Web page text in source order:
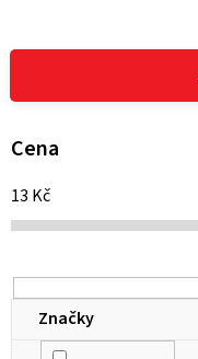
Cena
13 Kč
Značky
V
p
i
p
r
o
d